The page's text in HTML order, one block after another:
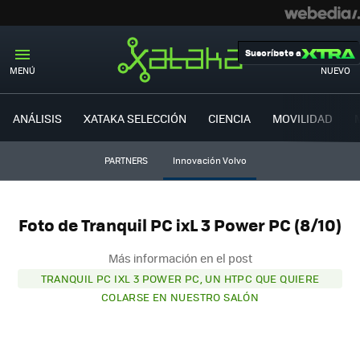
MENÚ NUEVO
Suscríbete a
ANÁLISIS XATAKA SELECCIÓN CIENCIA MOVILIDAD
PARTNERS Innovación Volvo
Foto de Tranquil PC ixL 3 Power PC (8/10)
Más información en el post
TRANQUIL PC IXL 3 POWER PC, UN HTPC QUE QUIERE
COLARSE EN NUESTRO SALÓN